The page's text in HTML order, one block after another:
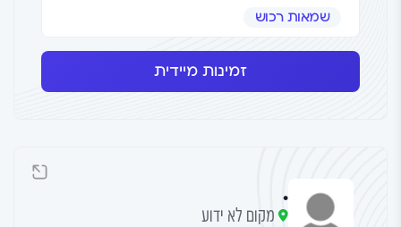
שמאות רכוש
זמינות מיידית
.
מקום לא ידוע